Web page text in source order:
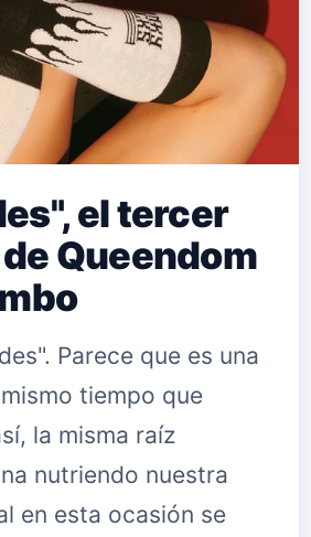
el tercer
Queendom
Parece que es una
tiempo que
la misma raíz
nutriendo nuestra
en esta ocasión se